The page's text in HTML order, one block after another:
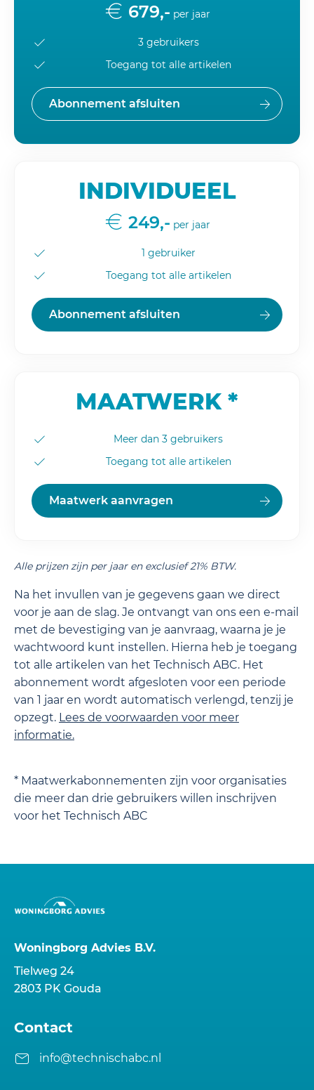
INDIVIDUEEL
249,- per jaar
1 gebruiker
Toegang tot alle artikelen
Abonnement afsluiten
679,- per jaar
3 gebruikers
Toegang tot alle artikelen
Abonnement afsluiten
MAATWERK *
Meer dan 3 gebruikers
Toegang tot alle artikelen
Maatwerk aanvragen
Alle prijzen zijn per jaar en exclusief 21% BTW.
Na het invullen van je gegevens gaan we direct
voor je aan de slag. Je ontvangt van ons een e-mail
met de bevestiging van je aanvraag, waarna je je
wachtwoord kunt instellen. Hierna heb je toegang
tot alle artikelen van het Technisch ABC. Het
abonnement wordt afgesloten voor een periode
van 1 jaar en wordt automatisch verlengd, tenzij je
opzegt. Lees de voorwaarden voor meer
informatie.
* Maatwerkabonnementen zijn voor organisaties
die meer dan drie gebruikers willen inschrijven
voor het Technisch ABC
Woningborg Advies B.V.
Tielweg 24
2803 PK Gouda
Contact
info@technischabc.nl